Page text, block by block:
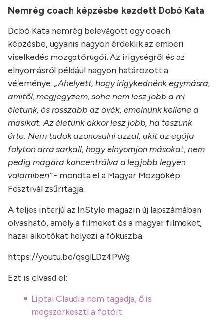
Nemrég coach képzésbe kezdett Dobó Kata
Dobó Kata nemrég belevágott egy coach
képzésbe, ugyanis nagyon érdeklik az emberi
viselkedés mozgatórugói. Az irigységről és az
elnyomásról például nagyon határozott a
véleménye:„Ahelyett, hogy irigykednénk egymásra,
amitől, megjegyzem, soha nem lesz jobb a mi
életünk, és rosszabb az övék, emelnünk kellene a
másikat. Az életünk akkor lesz jobb, ha teszünk
érte. Nem tudok azonosulni azzal, akit az egója
folyton arra sarkall, hogy elnyomjon másokat, nem
pedig magára koncentrálva a legjobb legyen
valamiben”- mondta el a Magyar Mozgókép
Fesztivál zsűritagja.
A teljes interjú az InStyle magazin új lapszámában
olvasható, amely a filmeket és a magyar filmeket,
hazai alkotókat helyezi a fókuszba.
https://youtu.be/qsglLDz4PWg
Ezt is olvasd el:
Liptai Claudia nem tagadja, ő is
megszerkeszti a fotóit